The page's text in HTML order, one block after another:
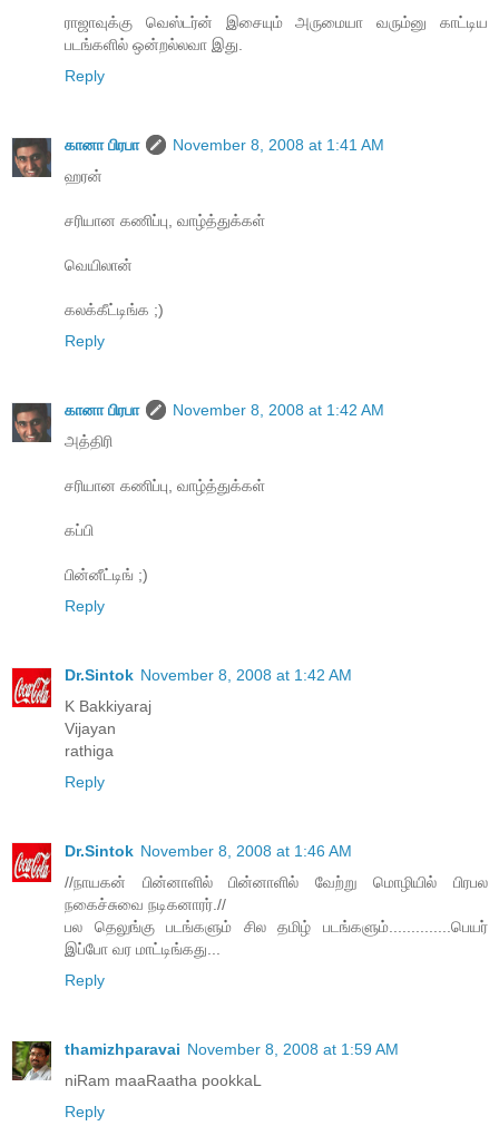
ராஜாவுக்கு வெஸ்டர்ன் இசையும் அருமையா வரும்னு காட்டிய
படங்களில் ஒன்றல்லவா இது.
Reply
கானா பிரபா
November 8, 2008 at 1:41 AM
ஹரன்
சரியான கணிப்பு, வாழ்த்துக்கள்
வெயிலான்
கலக்கீட்டிங்க ;)
Reply
கானா பிரபா
November 8, 2008 at 1:42 AM
அத்திரி
சரியான கணிப்பு, வாழ்த்துக்கள்
கப்பி
பின்னீட்டிங் ;)
Reply
Dr.Sintok November 8, 2008 at 1:42 AM
K Bakkiyaraj
Vijayan
rathiga
Reply
Dr.Sintok November 8, 2008 at 1:46 AM
//நாயகன் பின்னாளில் பின்னாளில் வேற்று மொழியில் பிரபல
நகைச்சுவை நடிகனாரர்.//
பல தெலுங்கு படங்களும் சில தமிழ் படங்களும்..............பெயர்
இப்போ வர மாட்டிங்கது...
Reply
thamizhparavai November 8, 2008 at 1:59 AM
niRam maaRaatha pookkaL
Reply